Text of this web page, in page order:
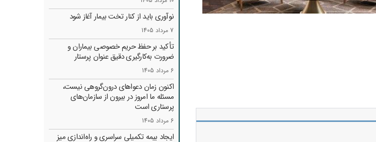
نوآوری باید از کنار تخت بیمار آغاز شود
7 مرداد 1405
تأکید بر حفظ حریم خصوصی بیماران و
ضرورت به‌کارگیری دقیق عنوان پرستار
6 مرداد 1405
اکنون زمان دعواهای درون‌گروهی نیست،
مسئله ما امروز در بیرون از سازمان‌های
پرستاری است
6 مرداد 1405
ایجاد بیمه تکمیلی سراسری و راه‌اندازی میز